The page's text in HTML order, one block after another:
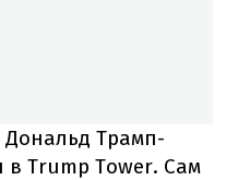
Трамп-
Trump Tower. Сам